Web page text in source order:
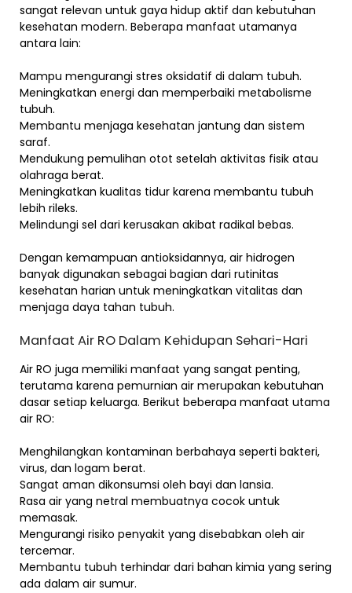
sangat relevan untuk gaya hidup aktif dan kebutuhan
kesehatan modern. Beberapa manfaat utamanya
antara lain:
Mampu mengurangi stres oksidatif di dalam tubuh.
Meningkatkan energi dan memperbaiki metabolisme
tubuh.
Membantu menjaga kesehatan jantung dan sistem
saraf.
Mendukung pemulihan otot setelah aktivitas fisik atau
olahraga berat.
Meningkatkan kualitas tidur karena membantu tubuh
lebih rileks.
Melindungi sel dari kerusakan akibat radikal bebas.
Dengan kemampuan antioksidannya, air hidrogen
banyak digunakan sebagai bagian dari rutinitas
kesehatan harian untuk meningkatkan vitalitas dan
menjaga daya tahan tubuh.
Manfaat Air RO Dalam Kehidupan Sehari-Hari
Air RO juga memiliki manfaat yang sangat penting,
terutama karena pemurnian air merupakan kebutuhan
dasar setiap keluarga. Berikut beberapa manfaat utama
air RO:
Menghilangkan kontaminan berbahaya seperti bakteri,
virus, dan logam berat.
Sangat aman dikonsumsi oleh bayi dan lansia.
Rasa air yang netral membuatnya cocok untuk
memasak.
Mengurangi risiko penyakit yang disebabkan oleh air
tercemar.
Membantu tubuh terhindar dari bahan kimia yang sering
ada dalam air sumur.